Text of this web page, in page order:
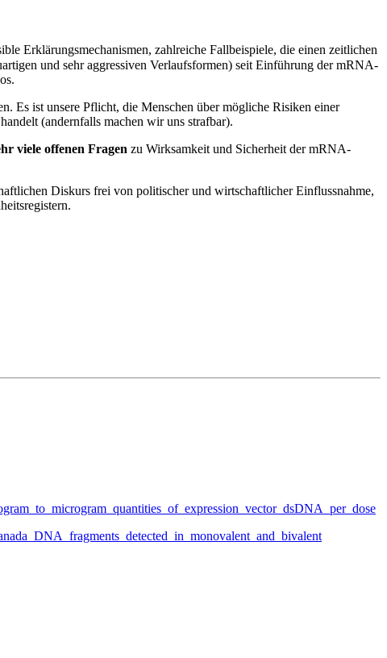
Erklärungsmechanismen, zahlreiche Fallbeispiele, die einen zeitlichen
und sehr aggressiven Verlaufsformen) seit Einführung der mRNA-
Es ist unsere Pflicht, die Menschen über mögliche Risiken einer
(andernfalls machen wir uns strafbar).
viele offenen Fragen zu Wirksamkeit und Sicherheit der mRNA-
Diskurs frei von politischer und wirtschaftlicher Einflussnahme,